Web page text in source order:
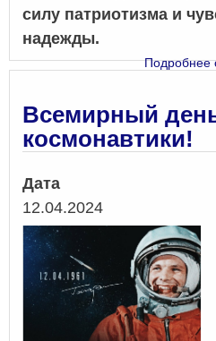
силу патриотизма и
надежды.
Подробнее
Всемирный
космонавтики!
Дата
12.04.2024